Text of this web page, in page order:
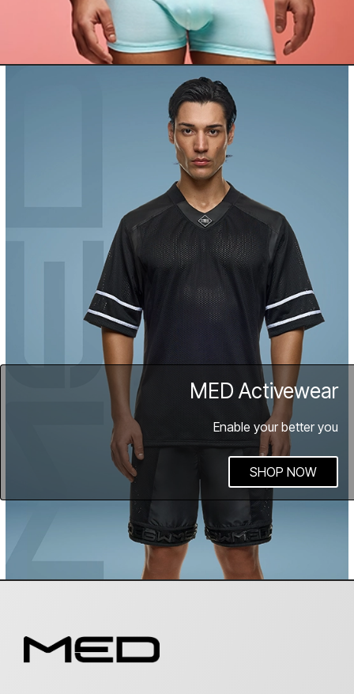
MED Activewear
Enable your better you
SHOP NOW